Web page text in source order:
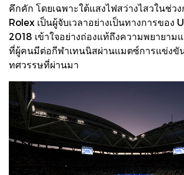
คึกคัก โดยเฉพาะใต้แสงไฟสว่างไสวในช่ว
Rolex เป็นผู้จับเวลาอย่างเป็นทางการของ
2018 เข้าใจอย่างถ่องแท้ถึงความพยายาม
ที่ผู้คนมีต่อกีฬาเทนนิสผ่านแมตซ์การแข่งขั
ทศวรรษที่ผ่านมา